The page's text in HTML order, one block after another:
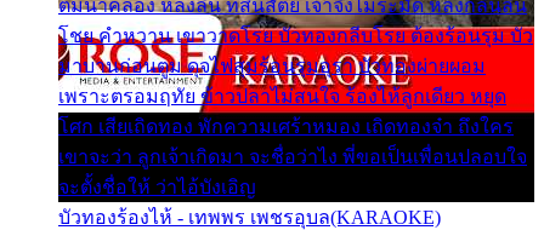
ตมน้ำคลอง หลงลิ้น ที่สิ้นสัตย์ เจ้าจึงไม่ระมัด หลงกลิ่นลิ้น
โชย คำหวาน เขาวาดโรย บัวทองกลีบโรย ต้องร้อนรุม บัว
มาบานก่อนตูม ดุจไฟสุมร้อนรุมอุรา บัวทองผ่ายผอม
เพราะตรอมฤทัย ข้าวปลาไม่สนใจ ร้องไห้ลูกเดียว หยุด
โศก เสียเถิดทอง พักความเศร้าหมอง เถิดทองจ๋า ถึงใคร
เขาจะว่า ลูกเจ้าเกิดมา จะชื่อว่าไง พี่ขอเป็นเพื่อนปลอบใจ
จะตั้งชื่อให้ ว่าไอ้บังเอิญ
บัวทองร้องไห้ - เทพพร เพชรอุบล(KARAOKE)